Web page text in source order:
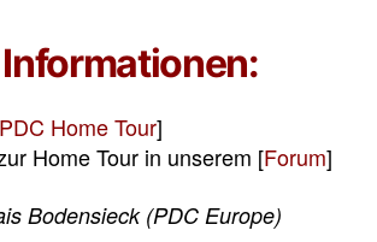
PDC Home Tour]
Home Tour in unserem [Forum]
Bodensieck (PDC Europe)